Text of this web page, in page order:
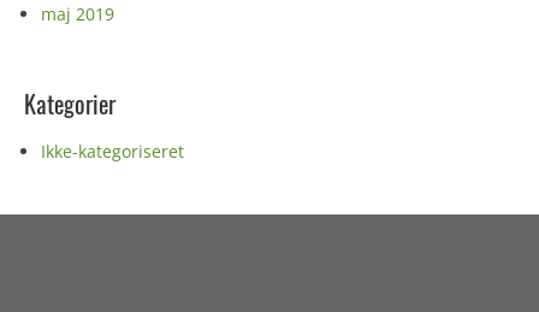
maj 2019
Kategorier
Ikke-kategoriseret